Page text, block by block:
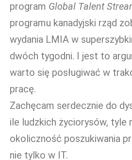
program Global Talent
programu kanadyjski rząd
wydania LMIA w
dwóch tygodni. I jest to
warto się posługiwać w
pracę.
Zachęcam serdecznie do
ile ludzkich życiorysów, tyle
okoliczność poszukiwania
nie tylko w IT.